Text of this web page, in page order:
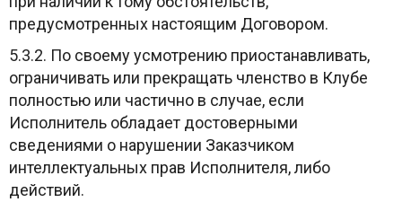
предусмотренных настоящим Договором.
5.3.2. По своему усмотрению приостанавливать,
ограничивать или прекращать членство в Клубе
полностью или частично в случае, если
Исполнитель обладает достоверными
сведениями о нарушении Заказчиком
интеллектуальных прав Исполнителя, либо
действий.